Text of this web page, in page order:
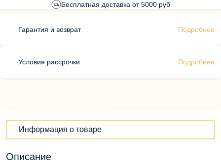
Бесплатная доставка от 5000 руб
Гарантия и возврат Подробнее
Условия рассрочки Подробнее
Информация о товаре
Описание